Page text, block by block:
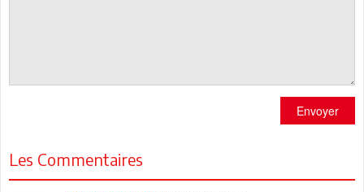
Envoyer
Les Commentaires